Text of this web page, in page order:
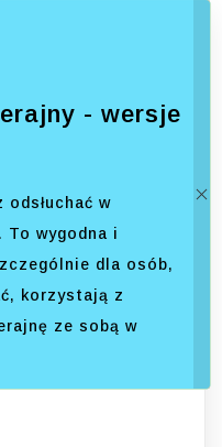
- wersje
w
wygodna i
dla osób,
korzystają z
ze sobą w